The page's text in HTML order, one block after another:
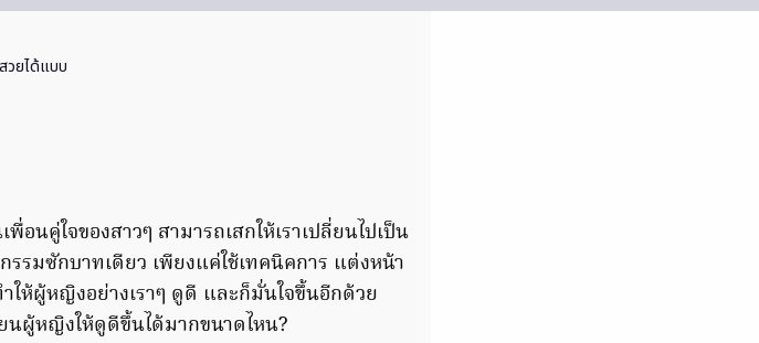
วยได้แบบ
อนคู่ใจของสาวๆ สามารถเสกให้เราเปลี่ยนไปเป็น
รมซักบาทเดียว เพียงแค่ใช้เทคนิคการ แต่งหน้า
ห้ผู้หญิงอย่างเราๆ ดูดี และก็มั่นใจขึ้นอีกด้วย
นผู้หญิงให้ดูดีขึ้นได้มากขนาดไหน?